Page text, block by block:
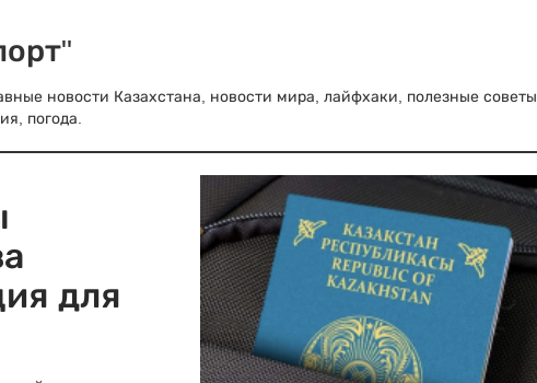
новости Казахстана, новости мира, лайфхаки, полезные советы,
погода.
для